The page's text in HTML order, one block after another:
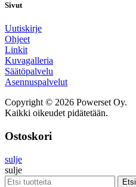
Sivut
Uutiskirje
Ohjeet
Linkit
Kuvagalleria
Säätöpalvelu
Asennuspalvelut
Copyright © 2026 Powerset Oy.
Kaikki oikeudet pidätetään.
Ostoskori
sulje
sulje
Etsi